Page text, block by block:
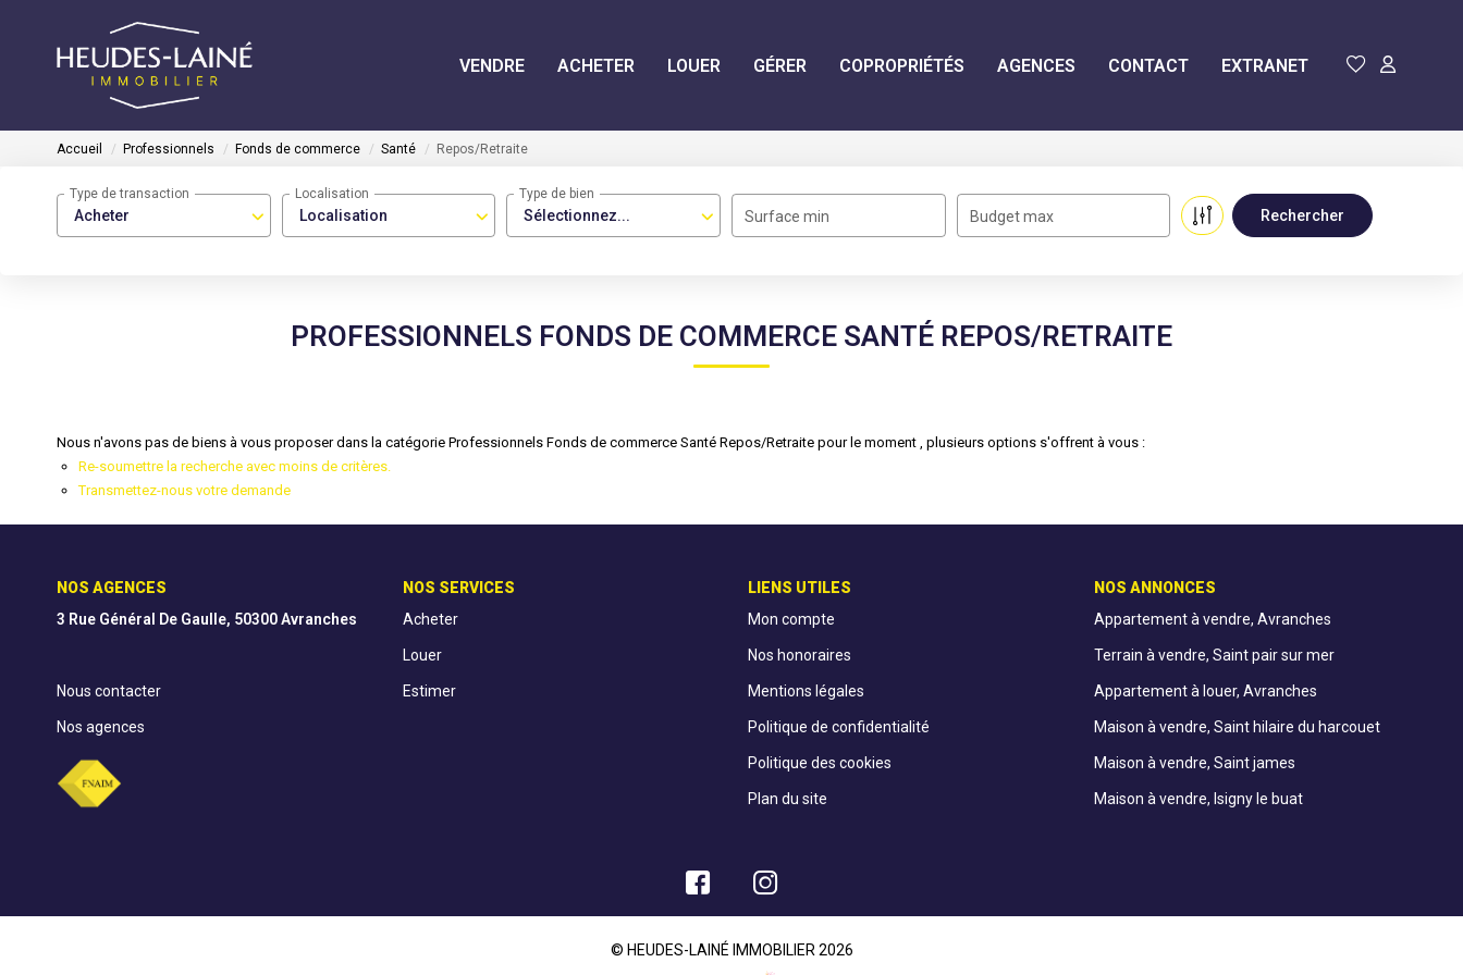
VENDRE ACHETER LOUER GÉRER COPROPRIÉTÉS AGENCES CONTACT EXTRANET
Accueil Professionnels Fonds de commerce Santé Repos/Retraite
Acheter
Type de transaction
Localisation
Localisation
Sélectionnez...
Type de bien
Surface min Budget max
PROFESSIONNELS FONDS DE COMMERCE SANTÉ REPOS/RETRAITE
Nous n'avons pas de biens à vous proposer dans la catégorie Professionnels Fonds de commerce Santé Repos/Retraite pour le moment , plusieurs options s'offrent à vous :
Re-soumettre la recherche avec moins de critères.
Transmettez-nous votre demande
NOS AGENCES
3 Rue Général De Gaulle, 50300 Avranches
Nous contacter
Nos agences
NOS SERVICES
Acheter
Louer
Estimer
LIENS UTILES
Mon compte
Nos honoraires
Mentions légales
Politique de confidentialité
Politique des cookies
Plan du site
NOS ANNONCES
Appartement à vendre, Avranches
Terrain à vendre, Saint pair sur mer
Appartement à louer, Avranches
Maison à vendre, Saint hilaire du harcouet
Maison à vendre, Saint james
Maison à vendre, Isigny le buat
© HEUDES-LAINÉ IMMOBILIER 2026